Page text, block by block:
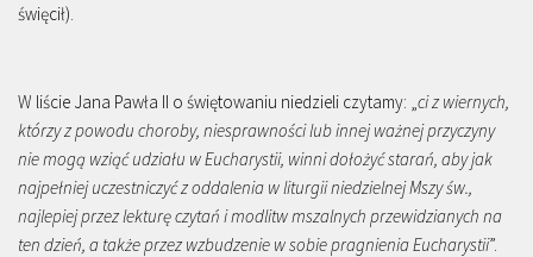
święcił).
W liście Jana Pawła II o świętowaniu niedzieli czytamy: „ci z wiernych,
którzy z powodu choroby, niesprawności lub innej ważnej przyczyny
nie mogą wziąć udziału w Eucharystii, winni dołożyć starań, aby jak
najpełniej uczestniczyć z oddalenia w liturgii niedzielnej Mszy św.,
najlepiej przez lekturę czytań i modlitw mszalnych przewidzianych na
ten dzień, a także przez wzbudzenie w sobie pragnienia Eucharystii”.